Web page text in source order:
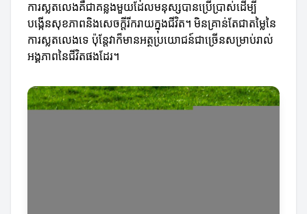
ការស្លតលេងគឺជាគន្លងមួយដែលមនុស្សបានប្រើប្រាស់ដើម្បី
បង្កើនសុខភាពនិងសេចក្តីរីករាយក្នុងជីវិត។ មិនគ្រាន់តែជាតម្លៃនៃ
ការស្លតលេងទេ ប៉ុន្តែវាក៏មានអត្ថប្រយោជន៍ជាច្រើនសម្រាប់រាល់
អង្គភាពនៃជីវិតផងដែរ។